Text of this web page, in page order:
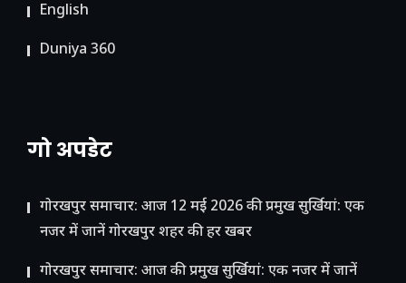
English
Duniya 360
गो अपडेट
गोरखपुर समाचार: आज 12 मई 2026 की प्रमुख सुर्खियां: एक
नजर में जानें गोरखपुर शहर की हर खबर
गोरखपुर समाचार: आज की प्रमुख सुर्खियां: एक नजर में जानें